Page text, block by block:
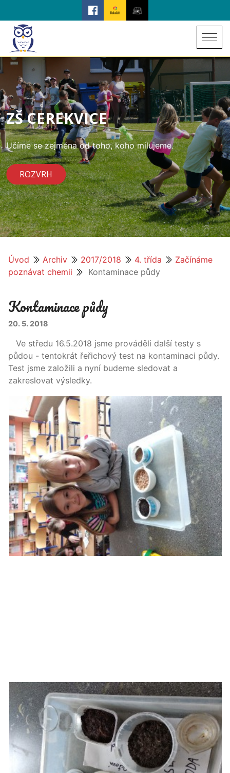
ZŠ CEREKVICE
Učíme se zejména od toho, koho milujeme.
ROZVRH
Úvod Archiv 2017/2018 4. třída
Začínáme
poznávat chemii
Kontaminace půdy
Kontaminace půdy
20. 5. 2018
Ve středu 16.5.2018 jsme prováděli další testy s
půdou - tentokrát řeřichový test na kontaminaci půdy.
Test jsme založili a nyní budeme sledovat a
zakreslovat výsledky.